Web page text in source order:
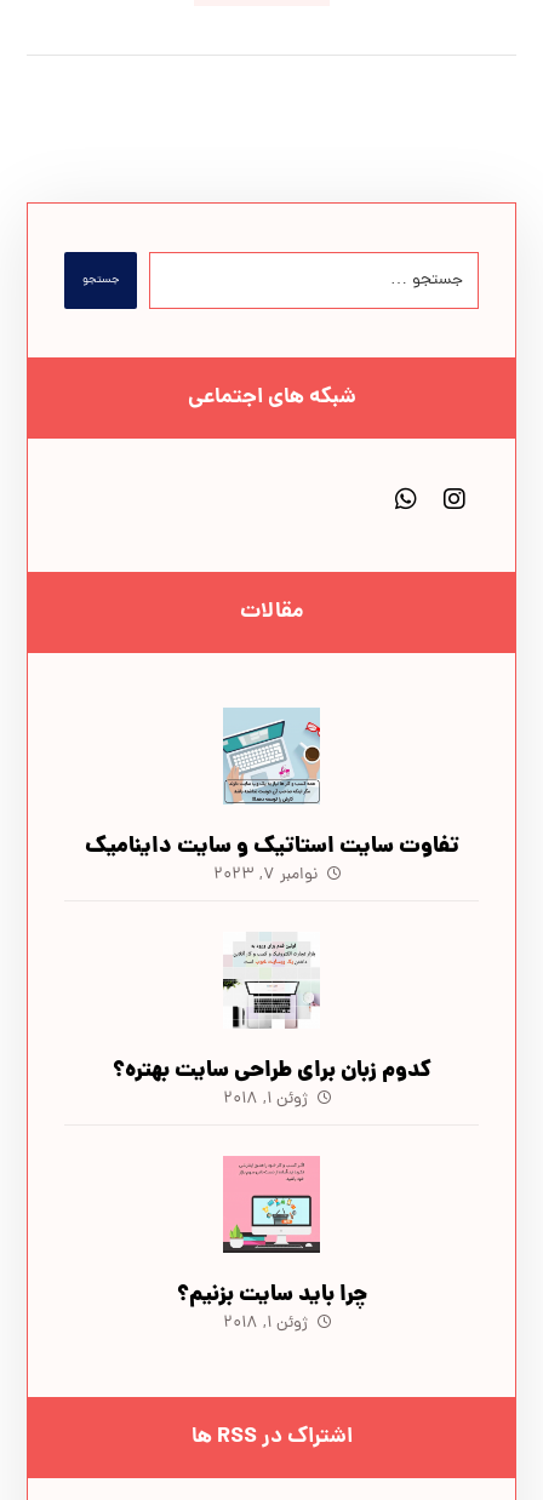
جستجو
شبکه های اجتماعی
مقالات
تفاوت سایت‌ استاتیک و سایت‌ داینامیک
نوامبر ۷, ۲۰۲۳
کدوم زبان برای طراحی سایت بهتره؟
ژوئن ۱, ۲۰۱۸
چرا باید سایت بزنیم؟
ژوئن ۱, ۲۰۱۸
اشتراک در RSS ها